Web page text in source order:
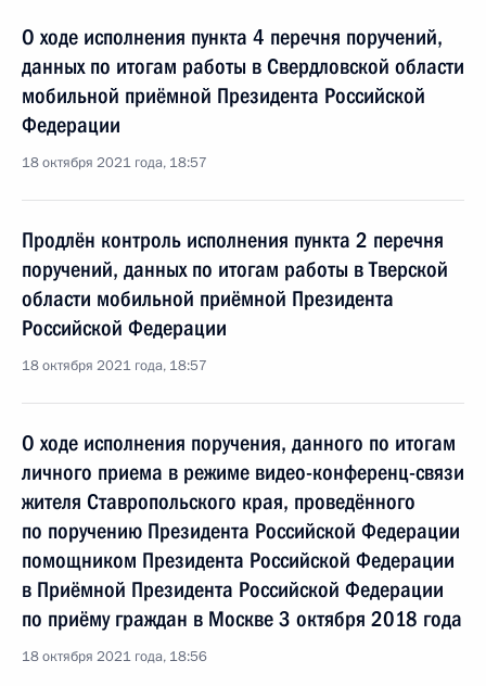
О ходе исполнения пункта 4 перечня поручений,
данных по итогам работы в Свердловской области
мобильной приёмной Президента Российской
Федерации
18 октября 2021 года, 18:57
Продлён контроль исполнения пункта 2 перечня
поручений, данных по итогам работы в Тверской
области мобильной приёмной Президента
Российской Федерации
18 октября 2021 года, 18:57
О ходе исполнения поручения, данного по итогам
личного приема в режиме видео-конференц-связи
жителя Ставропольского края, проведённого
по поручению Президента Российской Федерации
помощником Президента Российской Федерации
в Приёмной Президента Российской Федерации
по приёму граждан в Москве 3 октября 2018 года
18 октября 2021 года, 18:56